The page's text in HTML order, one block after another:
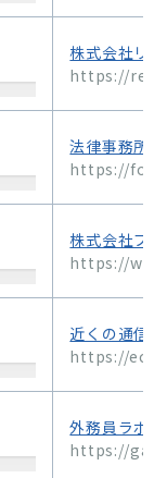
株式会社リ
https://
法律事務所
https://
株式会社プ
https://
近くの通信
https://
外務員ラボ
https://